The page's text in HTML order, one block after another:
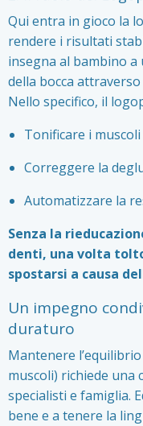
Qui entra in gioco la
rendere i risultati
insegna al bambino
della bocca attraverso
Nello specifico, il
Tonificare i
Correggere la
Automatizzare la
Senza la
denti, una volta
spostarsi a causa
Un impegno
duraturo
Mantenere
muscoli) richiede una
specialisti e famiglia.
bene e a tenere la